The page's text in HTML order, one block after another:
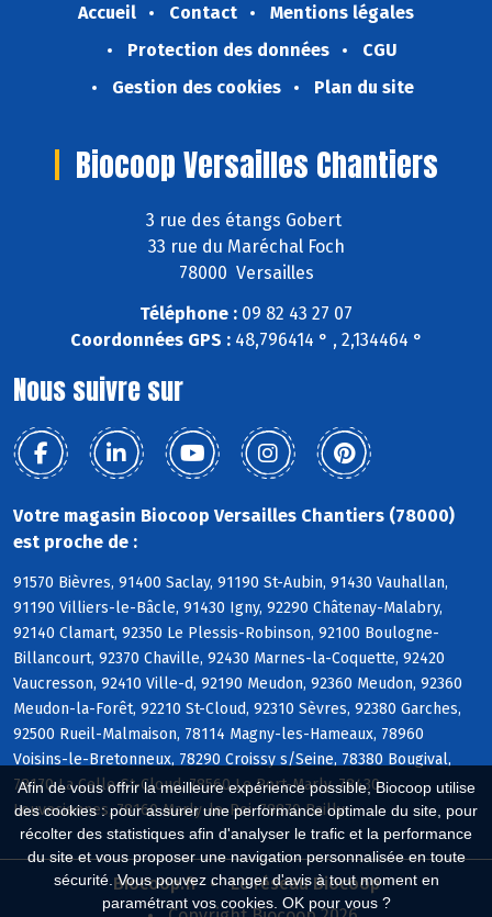
Afin de vous offrir la meilleure expérience possible, Biocoop utilise
des cookies : pour assurer une performance optimale du site, pour
récolter des statistiques afin d'analyser le trafic et la performance
du site et vous proposer une navigation personnalisée en toute
sécurité. Vous pouvez changer d'avis à tout moment en
paramétrant vos cookies. OK pour vous ?
Accueil Contact
Mentions légales
Protection des données
CGU
Gestion des cookies
Plan du site
Biocoop Versailles Chantiers
3 rue des étangs Gobert
33 rue du Maréchal Foch
78000 Versailles
Téléphone : 09 82 43 27 07
Coordonnées GPS :48,796414 ° , 2,134464 °
Nous suivre sur
Votre magasin Biocoop Versailles Chantiers (78000)
est proche de :
91570 Bièvres, 91400 Saclay, 91190 St-Aubin, 91430 Vauhallan,
91190 Villiers-le-Bâcle, 91430 Igny, 92290 Châtenay-Malabry,
92140 Clamart, 92350 Le Plessis-Robinson, 92100 Boulogne-
Billancourt, 92370 Chaville, 92430 Marnes-la-Coquette, 92420
Vaucresson, 92410 Ville-d, 92190 Meudon, 92360 Meudon, 92360
Meudon-la-Forêt, 92210 St-Cloud, 92310 Sèvres, 92380 Garches,
92500 Rueil-Malmaison, 78114 Magny-les-Hameaux, 78960
Voisins-le-Bretonneux, 78290 Croissy s/Seine, 78380 Bougival,
78170 La Celle-St-Cloud, 78560 Le Port-Marly, 78430
Louveciennes, 78160 Marly-le-Roi, 78870 Bailly
Biocoop.fr
Le réseau Biocoop